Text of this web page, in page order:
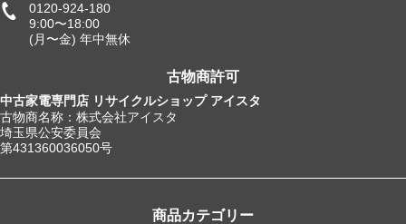
0120-924-180
9:00〜18:00
(月〜金) 年中無休
古物商許可
中古家電専門店 リサイクルショップ アイスタ
古物商名称：株式会社アイスタ
埼玉県公安委員会
第431360036050号
商品カテゴリー